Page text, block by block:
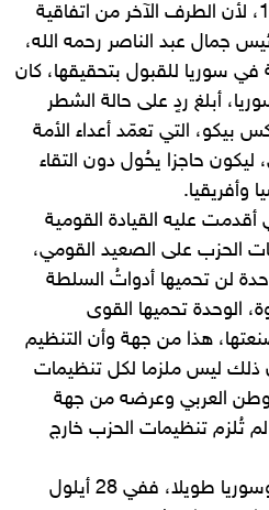
مصر وسوريا في شباط 1958، لأن الطرف الآخر من اتفاقية
جمال عبد الناصر رحمه الله،
في سوريا للقبول بتحقيقها، كان
أبلغ ردٍ على حالة الشطر
بيكو، التي تعمّد أعداء الأمة
ليكون حاجزا يحُول دون التقاء
عليه القيادة القومية
الحزب على الصعيد القومي،
لن تحميها أدواتُ السلطة
الوحدة تحميها القوى
هذا من جهة وأن التنظيم
ذلك ليس ملزما لكل تنظيمات
العربي وعرضه من جهة
لم تُلزم تنظيمات الحزب خارج
لم تستمر تجربة وحدة مصر وسوريا طويلا، ففي 28 أيلول